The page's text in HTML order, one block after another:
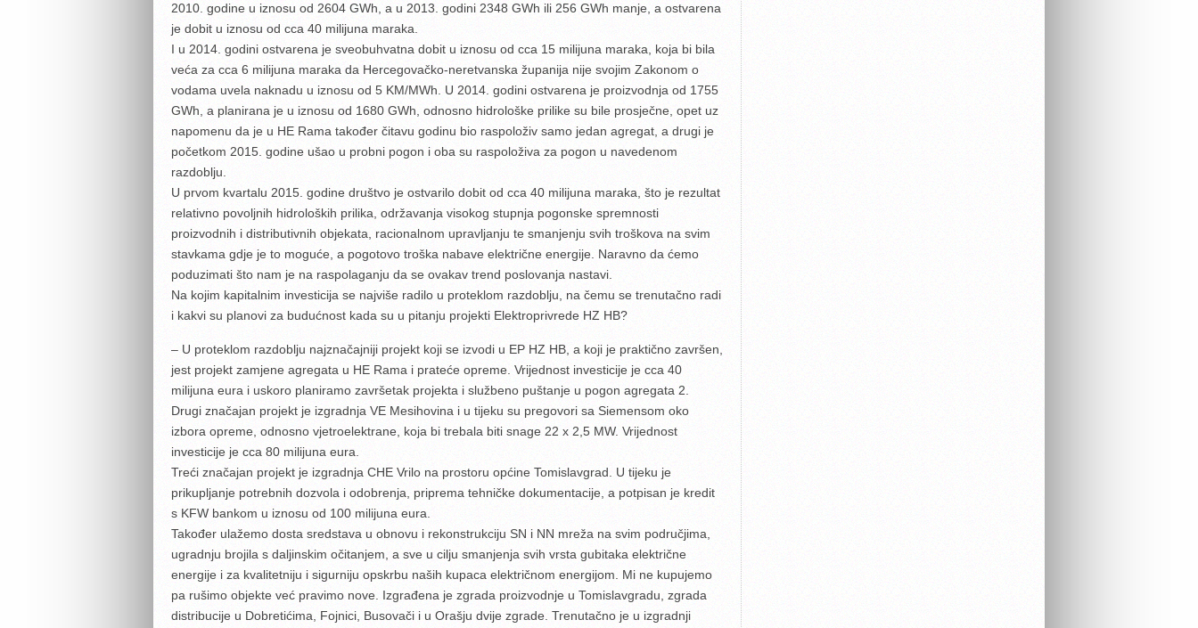
2010. godine u iznosu od 2604 GWh, a u 2013. godini 2348 GWh ili 256 GWh manje, a ostvarena
je dobit u iznosu od cca 40 milijuna maraka.
I u 2014. godini ostvarena je sveobuhvatna dobit u iznosu od cca 15 milijuna maraka, koja bi bila
veća za cca 6 milijuna maraka da Hercegovačko-neretvanska županija nije svojim Zakonom o
vodama uvela naknadu u iznosu od 5 KM/MWh. U 2014. godini ostvarena je proizvodnja od 1755
GWh, a planirana je u iznosu od 1680 GWh, odnosno hidrološke prilike su bile prosječne, opet uz
napomenu da je u HE Rama također čitavu godinu bio raspoloživ samo jedan agregat, a drugi je
početkom 2015. godine ušao u probni pogon i oba su raspoloživa za pogon u navedenom
razdoblju.
U prvom kvartalu 2015. godine društvo je ostvarilo dobit od cca 40 milijuna maraka, što je rezultat
relativno povoljnih hidroloških prilika, održavanja visokog stupnja pogonske spremnosti
proizvodnih i distributivnih objekata, racionalnom upravljanju te smanjenju svih troškova na svim
stavkama gdje je to moguće, a pogotovo troška nabave električne energije. Naravno da ćemo
poduzimati što nam je na raspolaganju da se ovakav trend poslovanja nastavi.
Na kojim kapitalnim investicija se najviše radilo u proteklom razdoblju, na čemu se trenutačno radi
i kakvi su planovi za budućnost kada su u pitanju projekti Elektroprivrede HZ HB?
– U proteklom razdoblju najznačajniji projekt koji se izvodi u EP HZ HB, a koji je praktično završen,
jest projekt zamjene agregata u HE Rama i prateće opreme. Vrijednost investicije je cca 40
milijuna eura i uskoro planiramo završetak projekta i službeno puštanje u pogon agregata 2.
Drugi značajan projekt je izgradnja VE Mesihovina i u tijeku su pregovori sa Siemensom oko
izbora opreme, odnosno vjetroelektrane, koja bi trebala biti snage 22 x 2,5 MW. Vrijednost
investicije je cca 80 milijuna eura.
Treći značajan projekt je izgradnja CHE Vrilo na prostoru općine Tomislavgrad. U tijeku je
prikupljanje potrebnih dozvola i odobrenja, priprema tehničke dokumentacije, a potpisan je kredit
s KFW bankom u iznosu od 100 milijuna eura.
Također ulažemo dosta sredstava u obnovu i rekonstrukciju SN i NN mreža na svim područjima,
ugradnju brojila s daljinskim očitanjem, a sve u cilju smanjenja svih vrsta gubitaka električne
energije i za kvalitetniju i sigurniju opskrbu naših kupaca električnom energijom. Mi ne kupujemo
pa rušimo objekte već pravimo nove. Izgrađena je zgrada proizvodnje u Tomislavgradu, zgrada
distribucije u Dobretićima, Fojnici, Busovači i u Orašju dvije zgrade. Trenutačno je u izgradnji